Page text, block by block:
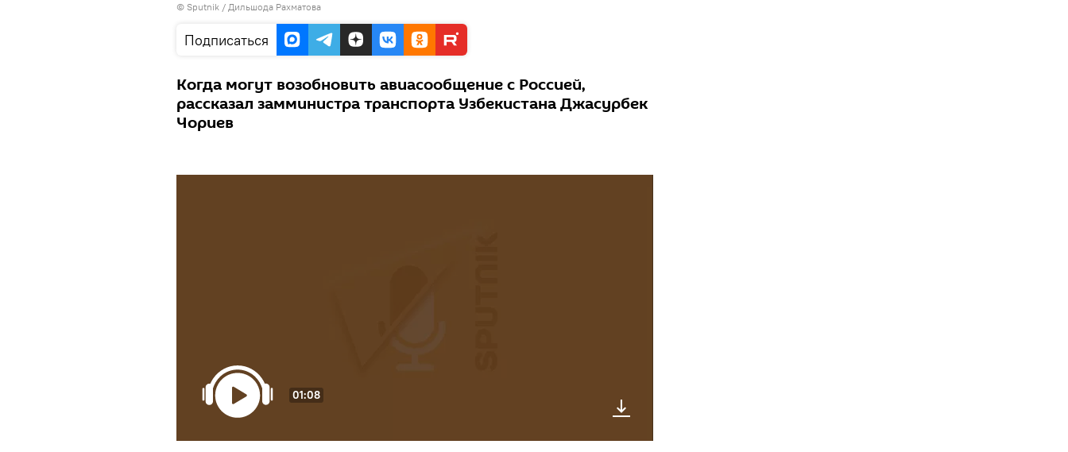
© Sputnik / Дильшода Рахматова
Подписаться
Когда могут возобновить авиасообщение с Россией,
рассказал замминистра транспорта Узбекистана Джасурбек
Чориев
01:08